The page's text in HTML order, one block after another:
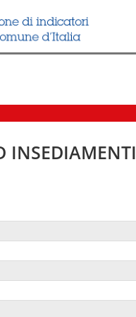
INSEDIAMENTI